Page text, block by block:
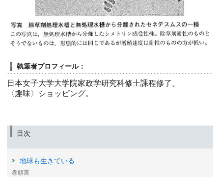
執筆者プロフィール：
日本女子大学大学院家政学研究科修士課程修了。
〈趣味〉ショッピング。
目次
地球も生きている
巻頭言